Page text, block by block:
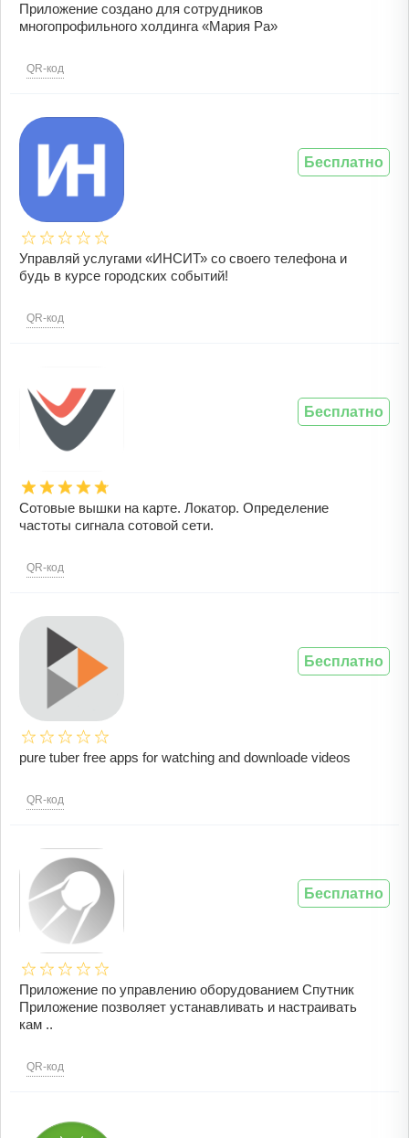
Приложение создано для сотрудников
многопрофильного холдинга «Мария Ра»
QR-код
Управляй услугами «ИНСИТ» со своего телефона и
будь в курсе городских событий!
QR-код
Бесплатно
Cотовые вышки на карте. Локатор. Определение
частоты сигнала сотовой сети.
QR-код
Бесплатно
pure tuber free apps for watching and downloade videos
QR-код
Бесплатно
Приложение по управлению оборудованием Спутник
Приложение позволяет устанавливать и настраивать
кам ..
QR-код
Бесплатно